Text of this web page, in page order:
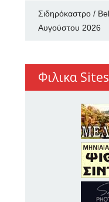
Σιδηρόκαστρο /
Αυγούστου 2026
Φιλικα Sites